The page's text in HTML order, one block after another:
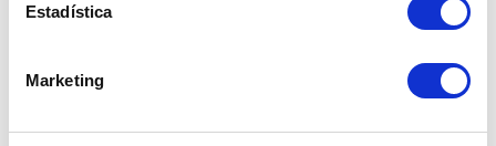
Estadística
Marketing